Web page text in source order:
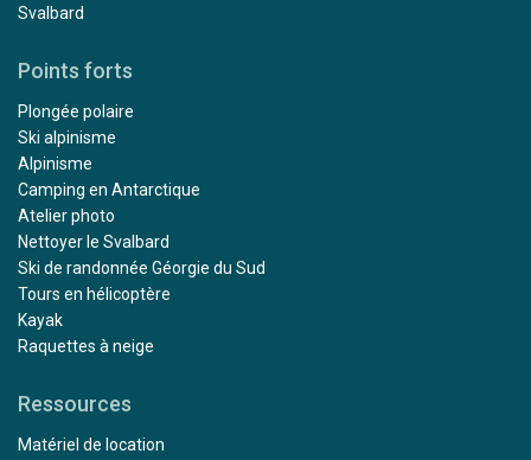
Svalbard
Points forts
Plongée polaire
Ski alpinisme
Alpinisme
Camping en Antarctique
Atelier photo
Nettoyer le Svalbard
Ski de randonnée Géorgie du Sud
Tours en hélicoptère
Kayak
Raquettes à neige
Ressources
Matériel de location